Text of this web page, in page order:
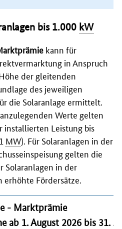
bis 1.000 kW
kann für
in Anspruch
der gleitenden
des jeweiligen
die Solaranlage ermittelt.
Werte gelten
installierten Leistung bis
MW). Für Solaranlagen in der
gelten die
Solaranlagen in der
erhöhte Fördersätze.
- Marktprämie
ab 1. August 2026 bis 31.